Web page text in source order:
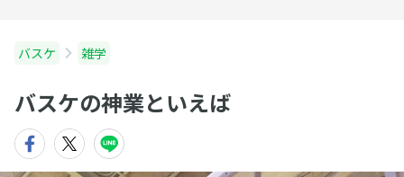
バスケ 雑学
バスケの神業といえば